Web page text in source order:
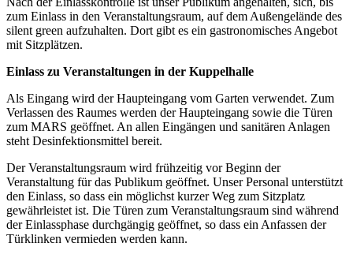
zum Einlass in den Veranstaltungsraum, auf dem Außengelände des
silent green aufzuhalten. Dort gibt es ein gastronomisches Angebot
mit Sitzplätzen.
Einlass zu Veranstaltungen in der Kuppelhalle
Als Eingang wird der Haupteingang vom Garten verwendet. Zum
Verlassen des Raumes werden der Haupteingang sowie die Türen
zum MARS geöffnet. An allen Eingängen und sanitären Anlagen
steht Desinfektionsmittel bereit.
Der Veranstaltungsraum wird frühzeitig vor Beginn der
Veranstaltung für das Publikum geöffnet. Unser Personal unterstützt
den Einlass, so dass ein möglichst kurzer Weg zum Sitzplatz
gewährleistet ist. Die Türen zum Veranstaltungsraum sind während
der Einlassphase durchgängig geöffnet, so dass ein Anfassen der
Türklinken vermieden werden kann.